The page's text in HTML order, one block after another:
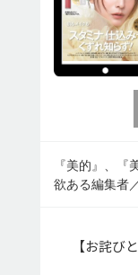
『美的』、『
欲ある編集者
【お詫び